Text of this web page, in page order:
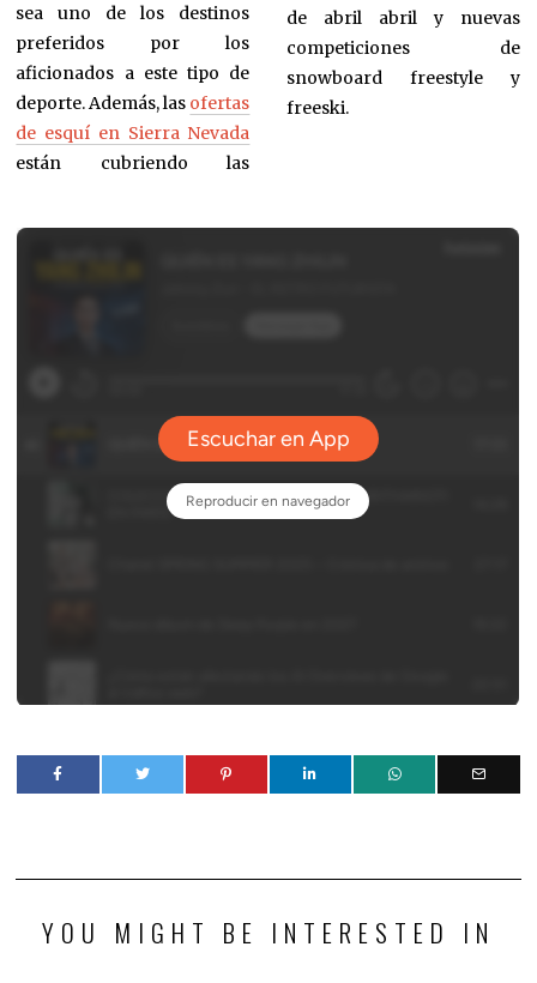
sea uno de los destinos
preferidos por los
aficionados a este tipo de
deporte. Además, las ofertas
de esquí en Sierra Nevada
están cubriendo las
de abril abril y nuevas
competiciones de
snowboard freestyle y
freeski.
YOU MIGHT BE INTERESTED IN